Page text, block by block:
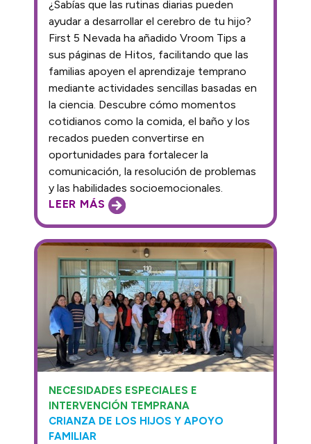
LEER MÁS
¿Sabías que las rutinas diarias pueden
ayudar a desarrollar el cerebro de tu hijo?
First 5 Nevada ha añadido Vroom Tips a
sus páginas de Hitos, facilitando que las
familias apoyen el aprendizaje temprano
mediante actividades sencillas basadas en
la ciencia. Descubre cómo momentos
cotidianos como la comida, el baño y los
recados pueden convertirse en
oportunidades para fortalecer la
comunicación, la resolución de problemas
y las habilidades socioemocionales.
NECESIDADES ESPECIALES E
INTERVENCIÓN TEMPRANA
CRIANZA DE LOS HIJOS Y APOYO
FAMILIAR